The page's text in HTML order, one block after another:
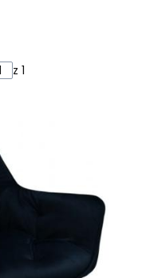
z 1